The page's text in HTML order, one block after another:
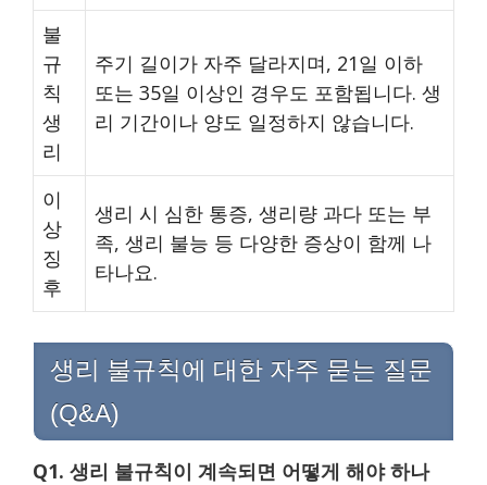
불
규
칙
생
리
주기 길이가 자주 달라지며, 21일 이하
또는 35일 이상인 경우도 포함됩니다. 생
리 기간이나 양도 일정하지 않습니다.
이
상
징
후
생리 시 심한 통증, 생리량 과다 또는 부
족, 생리 불능 등 다양한 증상이 함께 나
타나요.
생리 불규칙에 대한 자주 묻는 질문
(Q&A)
Q1. 생리 불규칙이 계속되면 어떻게 해야 하나